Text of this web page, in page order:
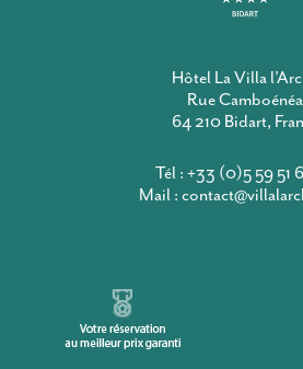
Hôtel La Villa
Rue Camboénéa
64 210 Bidart,
Tél : +33 (0)5 59 51
Mail :